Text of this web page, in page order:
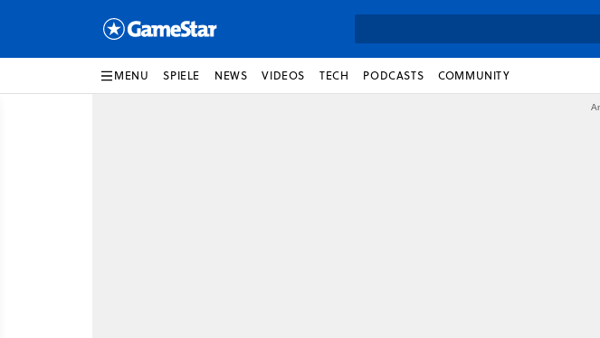
MENU SPIELE NEWS VIDEOS TECH PODCASTS COMMUNITY